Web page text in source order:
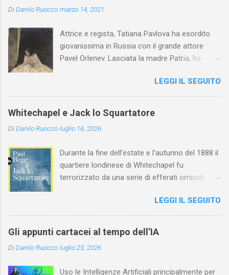
DiDanilo Ruocco marzo 14, 2021
Attrice e regista, Tatiana Pavlova ha esordito
giovanissima in Russia con il grande attore
Pavel Orlenev. Lasciata la madre Patria, ha
l'arte della Pavlova ha raggiunto la piena
maturità ed è stata in grado di rinnovare
profondamente l'attardato mondo teatrale
LEGGI IL SEGUITO
Whitechapel e Jack lo Squartatore
DiDanilo Ruocco luglio 16, 2026
Durante la fine dell’estate e l’autunno del 1888 il
quartiere londinese di Whitechapel fu
terrorizzato da una serie di efferati omicidi,
assassino ribattezzato Jack lo Squartatore la
cui identità, tutt’oggi, resta ignota. Paul Begg in
Jack lo Squartatore: la vera storia , edito da
Utet, ricostruisce non solo i cinque omicidi
“canonicamente” addebitati a Jack lo
LEGGI IL SEGUITO
Gli appunti cartacei al tempo dell’IA
DiDanilo Ruocco luglio 23, 2026
Uso le Intelligenze Artificiali principalmente per